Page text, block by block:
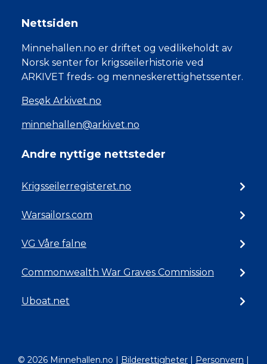
Nettsiden
Minnehallen.no er driftet og vedlikeholdt av
Norsk senter for krigsseilerhistorie ved
ARKIVET freds- og menneskerettighetssenter.
Besøk Arkivet.no
minnehallen@arkivet.no
Andre nyttige nettsteder
Krigsseilerregisteret.no
Warsailors.com
VG Våre falne
Commonwealth War Graves Commission
Uboat.net
© 2026 Minnehallen.no | Bilderettigheter | Personvern |